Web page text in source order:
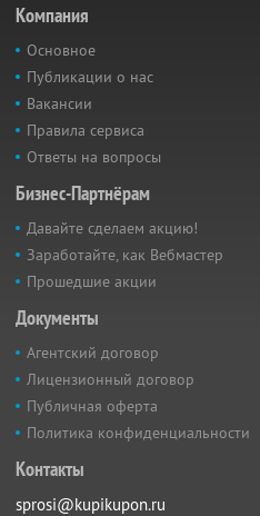
Компания
Основное
Публикации о нас
Вакансии
Правила сервиса
Ответы на вопросы
Бизнес-Партнёрам
Давайте сделаем акцию!
Заработайте, как Вебмастер
Прошедшие акции
Документы
Агентский договор
Лицензионный договор
Публичная оферта
Политика конфиденциальности
Контакты
sprosi@kupikupon.ru